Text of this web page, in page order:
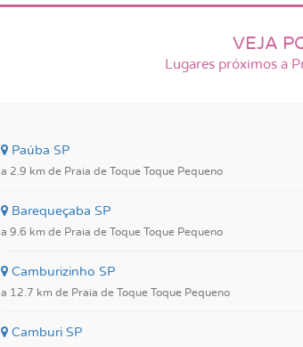
VEJA
Lugares próximos a
Paúba SP
a 2.9 km de Praia de Toque Toque Pequeno
Barequeçaba SP
a 9.6 km de Praia de Toque Toque Pequeno
Camburizinho SP
a 12.7 km de Praia de Toque Toque Pequeno
Camburi SP